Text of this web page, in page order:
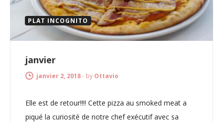
PLAT INCOGNITO
janvier
janvier 2, 2018- by Ottavio
Elle est de retour!!!! Cette pizza au smoked meat a
piqué la curiosité de notre chef exécutif avec sa